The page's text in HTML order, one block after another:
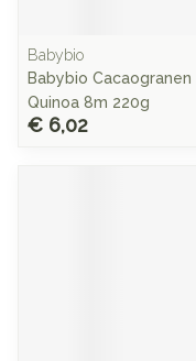
Babybio
Babybio Cacaogranen
Quinoa 8m 220g
€ 6,02